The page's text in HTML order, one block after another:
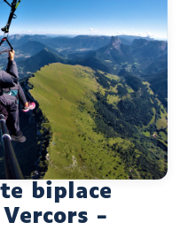
biplace
-